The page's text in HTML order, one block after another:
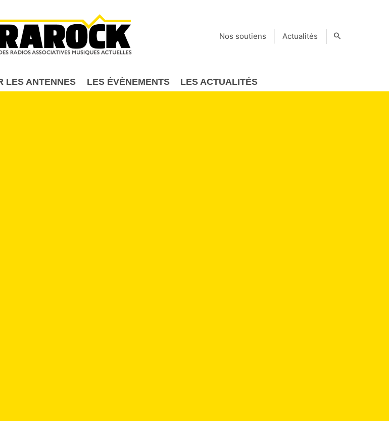
Nos soutiens Actualités
LES ANTENNES LES ÉVÈNEMENTS LES ACTUALITÉS